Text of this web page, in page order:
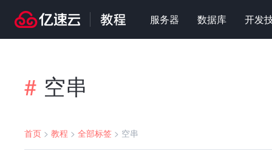
服务器 数据库 开发
# 空串
首页 > 教程 > 全部标签 > 空串